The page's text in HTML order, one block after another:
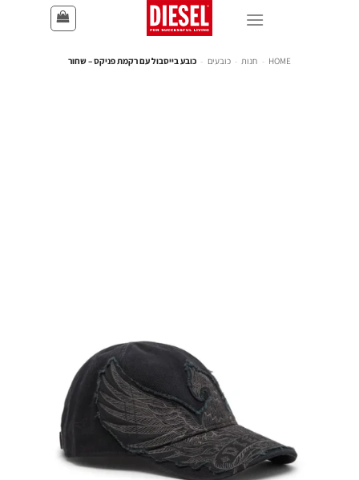
HOME
- חנות - כובעים - כובע בייסבול עם רקמת פניקס – שחור